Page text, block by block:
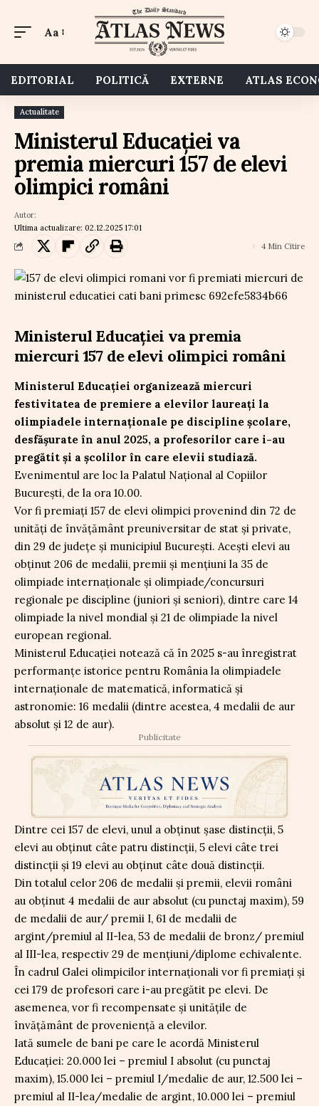
Aa
EDITORIAL POLITICĂ EXTERNE ATLAS
Actualitate
Ministerul Educației va
premia miercuri 157 de elevi
olimpici români
Ultima actualizare: 02.12.2025 17:01
Autor:
4 Min Citire
Ministerul Educației va premia
miercuri 157 de elevi olimpici români
Ministerul Educației organizează miercuri
festivitatea de premiere a elevilor laureați la
olimpiadele internaționale pe discipline școlare,
desfășurate în anul 2025, a profesorilor care i-au
pregătit și a școlilor în care elevii studiază.
Evenimentul are loc la Palatul Național al Copiilor
București, de la ora 10.00.
Vor fi premiați 157 de elevi olimpici provenind din 72 de
unități de învățământ preuniversitar de stat și private,
din 29 de județe și municipiul București. Acești elevi au
obținut 206 de medalii, premii și mențiuni la 35 de
olimpiade internaționale și olimpiade/concursuri
regionale pe discipline (juniori și seniori), dintre care 14
olimpiade la nivel mondial și 21 de olimpiade la nivel
european regional.
Ministerul Educației notează că în 2025 s-au înregistrat
performanțe istorice pentru România la olimpiadele
internaționale de matematică, informatică și
astronomie: 16 medalii (dintre acestea, 4 medalii de aur
absolut și 12 de aur).
Publicitate
Dintre cei 157 de elevi, unul a obținut șase distincții, 5
elevi au obținut câte patru distincții, 5 elevi câte trei
distincții și 19 elevi au obținut câte două distincții.
Din totalul celor 206 de medalii și premii, elevii români
au obținut 4 medalii de aur absolut (cu punctaj maxim), 59
de medalii de aur/ premii I, 61 de medalii de
argint/premiul al II-lea, 53 de medalii de bronz/ premiul
al III-lea, respectiv 29 de mențiuni/diplome echivalente.
În cadrul Galei olimpicilor internaționali vor fi premiați și
cei 179 de profesori care i-au pregătit pe elevi. De
asemenea, vor fi recompensate și unitățile de
învățământ de proveniență a elevilor.
Iată sumele de bani pe care le acordă Ministerul
Educației: 20.000 lei – premiul I absolut (cu punctaj
maxim), 15.000 lei – premiul I/medalie de aur, 12.500 lei –
premiul al II-lea/medalie de argint, 10.000 lei – premiul